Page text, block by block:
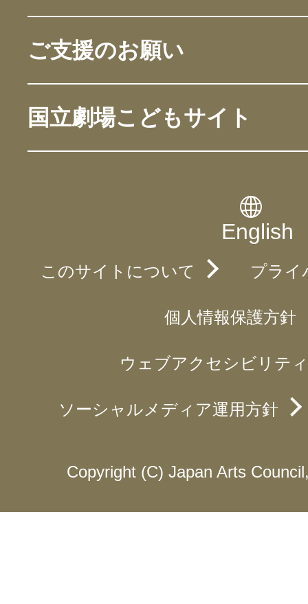
ご支援のお願い
国立劇場こどもサイト
English
このサイトについて プライ
個人情報保護方針
ウェブアクセシビリテ
ソーシャルメディア運用方針
Copyright (C) Japan Arts